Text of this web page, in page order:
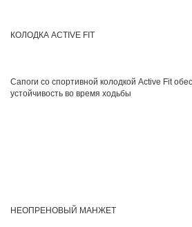
КОЛОДКА ACTIVE FIT
Сапоги со спортивной колодкой Active Fit
устойчивость во время ходьбы
НЕОПРЕНОВЫЙ МАНЖЕТ